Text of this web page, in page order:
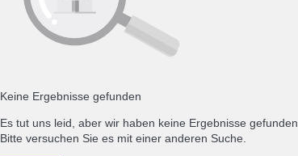
Keine Ergebnisse gefunden
Es tut uns leid, aber wir haben keine Ergebnisse gefunden.
Bitte versuchen Sie es mit einer anderen Suche.